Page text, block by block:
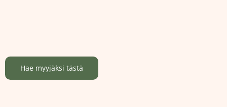
Hae myyjäksi tästä